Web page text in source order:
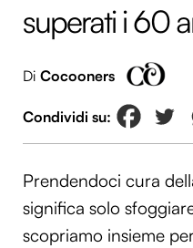
superati i 60
Di Cocooners
Prendendoci cura
significa solo
scopriamo insieme